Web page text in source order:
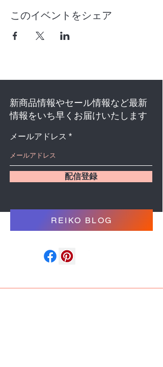
このイベントをシェア
新商品情報やセール情報など最新
情報をいち早くお届けいたします
メールアドレス
配信登録
REIKO BLOG